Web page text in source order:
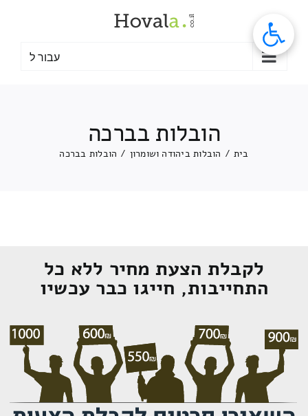
עבור ל
הובלות בברכה
בית / הובלות ביהודה ושומרון / הובלות בברכה
לקבלת הצעת מחיר ללא כל
התחייבות, חייגו כבר עכשיו